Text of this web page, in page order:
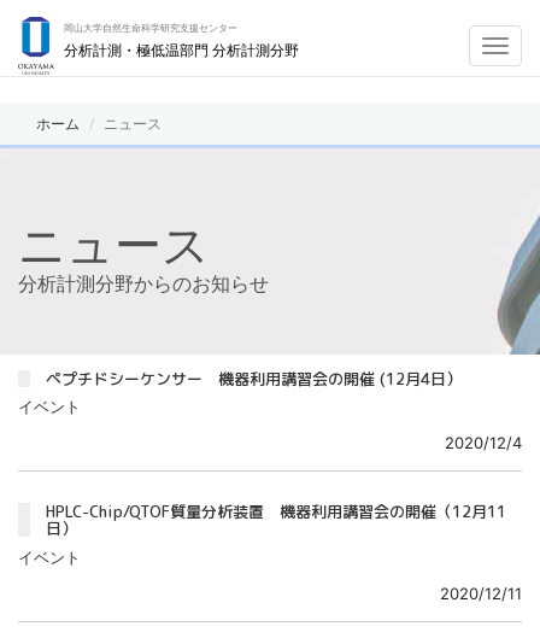
岡山大学自然生命科学研究支援センター
分析計測・極低温部門 分析計測分野
ホーム ニュース
ニュース
分析計測分野からのお知らせ
ペプチドシーケンサー 機器利用講習会の開催 (12月4日）
イベント
2020/12/4
HPLC-Chip/QTOF質量分析装置 機器利用講習会の開催（12月11
日）
イベント
2020/12/11